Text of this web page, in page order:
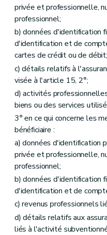
privée et professionnelle,
professionnel;
b) données d'identification
d'identification et de
cartes de crédit ou de débit;
c) détails relatifs à
visée à l'article 15, 2°;
d) activités
biens ou des services
3° en ce qui concerne les
bénéficiaire :
a) données d'identification
privée et professionnelle,
professionnel;
b) données d'identification
d'identification et de
c) revenus professionnels
d) détails relatifs aux
liés à l'activité